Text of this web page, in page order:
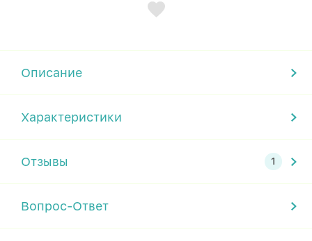
Описание
Характеристики
Отзывы
Вопрос-Ответ